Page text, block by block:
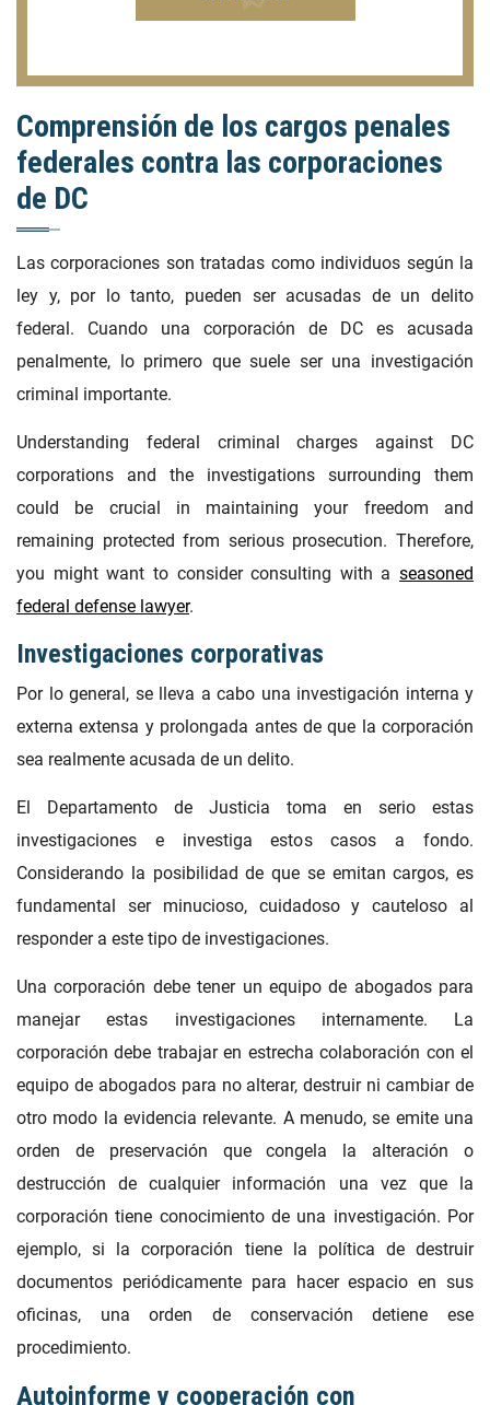
Comprensión de los cargos penales
federales contra las corporaciones
de DC
Las corporaciones son tratadas como individuos según la
ley y, por lo tanto, pueden ser acusadas de un delito
federal. Cuando una corporación de DC es acusada
penalmente, lo primero que suele ser una investigación
criminal importante.
Understanding federal criminal charges against DC
corporations and the investigations surrounding them
could be crucial in maintaining your freedom and
remaining protected from serious prosecution. Therefore,
you might want to consider consulting with a seasoned
federal defense lawyer.
Investigaciones corporativas
Por lo general, se lleva a cabo una investigación interna y
externa extensa y prolongada antes de que la corporación
sea realmente acusada de un delito.
El Departamento de Justicia toma en serio estas
investigaciones e investiga estos casos a fondo.
Considerando la posibilidad de que se emitan cargos, es
fundamental ser minucioso, cuidadoso y cauteloso al
responder a este tipo de investigaciones.
Una corporación debe tener un equipo de abogados para
manejar estas investigaciones internamente. La
corporación debe trabajar en estrecha colaboración con el
equipo de abogados para no alterar, destruir ni cambiar de
otro modo la evidencia relevante. A menudo, se emite una
orden de preservación que congela la alteración o
destrucción de cualquier información una vez que la
corporación tiene conocimiento de una investigación. Por
ejemplo, si la corporación tiene la política de destruir
documentos periódicamente para hacer espacio en sus
oficinas, una orden de conservación detiene ese
procedimiento.
Autoinforme y cooperación con